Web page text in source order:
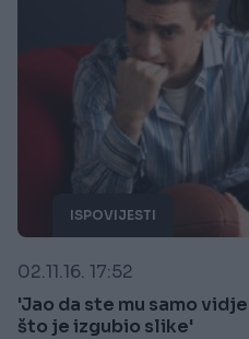
ISPOVIJESTI
02.11.16. 17:52
'Jao da ste mu samo
što je izgubio slike'